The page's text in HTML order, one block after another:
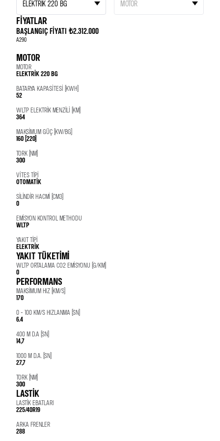
FİYATLAR
BAŞLANGIÇ FIYATI ₺2.312.000
A290
MOTOR
MOTOR
ELEKTRIK 220 BG
BATARYA KAPASITESI (KWH)
52
WLTP ELEKTRIK MENZILI (KM)
364
MAKSIMUM GÜÇ (KW/BG)
160 (220)
TORK (NM)
300
VITES TIPI
OTOMATIK
SILINDIR HACMI (CM3)
0
EMISYON KONTROL METHODU
WLTP
YAKIT TIPI
ELEKTRIK
YAKIT TÜKETIMI
WLTP ORTALAMA CO2 EMISYONU (G/KM)
0
PERFORMANS
MAKSIMUM HIZ (KM/S)
170
0 - 100 KM/S HIZLANMA (SN)
6.4
400 M D.A (SN)
14,7
1000 M D.A. (SN)
27,7
TORK (NM)
300
LASTIK
LASTIK EBATLARI
225/40R19
ARKA FRENLER
288